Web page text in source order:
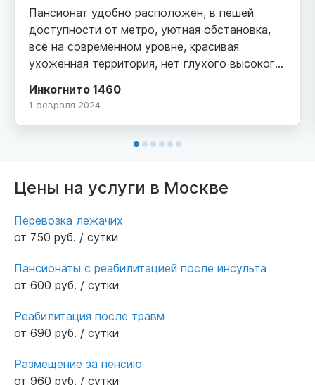
Пансионат удобно расположен, в пешей
доступности от метро, уютная обстановка,
всё на современном уровне, красивая
ухоженная территория, нет глухого высокого
что-скрыть. Доброжелательные сотрудники.
В пансионате чисто, в каждой комнате есть
культурные мероприятия. Регулярно
делать необходимые процедуры.
Профессиональный подход.
Инкогнито 1460
1 февраля 2024
Цены на услуги в Москве
Перевозка лежачих
от 750 руб. / сутки
Пансионаты с реабилитацией после инсульта
от 600 руб. / сутки
Реабилитация после травм
от 690 руб. / сутки
Размещение за пенсию
от 960 руб. / сутки